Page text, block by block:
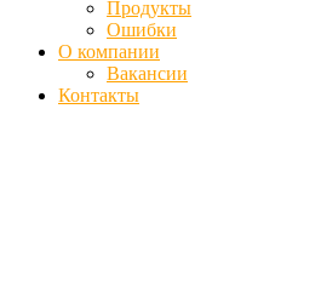
Продукты
Ошибки
О компании
Вакансии
Контакты